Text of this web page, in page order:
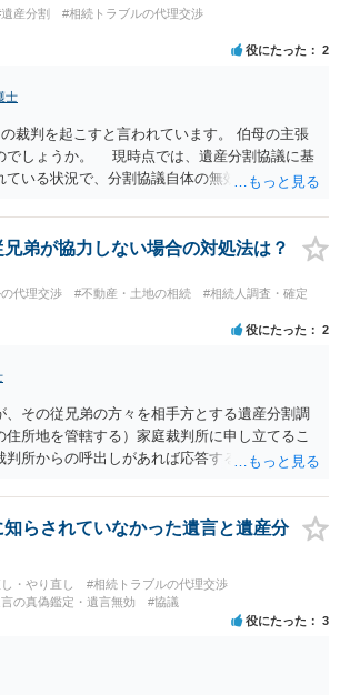
の記載で十分です。 質問３について 弁護士で
での提出の必要は無いと思います。郵送（期
で十分です。 詳細は、書面記載の裁判所書記官
い。 以上、ご参考まで。
産分割
#相続トラブルの代理交渉
役にたった 2
士
裁判を起こすと言われています。 伯母の主張
でしょうか。 現時点では、遺産分割協議に基
ている状況で、分割協議自体の無効を裁判所が
証次第ですが、 ・御祖母様の認知能力に関する
定 が提出されればその効力が否定される可能性
様自身が分割協議に加わっていること ・御祖母
協議を行う実益が誰にあったかの立証が困難
、実際に遺産分割協議の効力が否定される可能
立証のハードルは非常に高い）ということが
弟が協力しない場合の対処法は？
代理交渉 #不動産・土地の相続
#相続人調査・確定
役にたった 2
、その従兄弟の方々を相手方とする遺産分割調
所地を管轄する）家庭裁判所に申し立てるこ
判所からの呼出しがあれば応答する可能性がま
が思った以上にないので必要書類をてきぱきと
。その点是非御注意ください。
らされていなかった遺言と遺産分
・やり直し
#相続トラブルの代理交渉
の真偽鑑定・遺言無効 #協議
役にたった 3